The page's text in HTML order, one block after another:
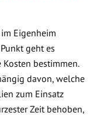
Eigenheim
geht es
bestimmen.
davon, welche
zum Einsatz
Zeit behoben,